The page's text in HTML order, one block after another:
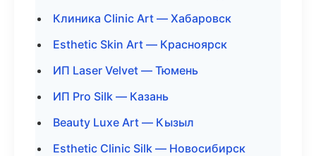
Клиника Clinic Art — Хабаровск
Esthetic Skin Art — Красноярск
ИП Laser Velvet — Тюмень
ИП Pro Silk — Казань
Beauty Luxe Art — Кызыл
Esthetic Clinic Silk — Новосибирск